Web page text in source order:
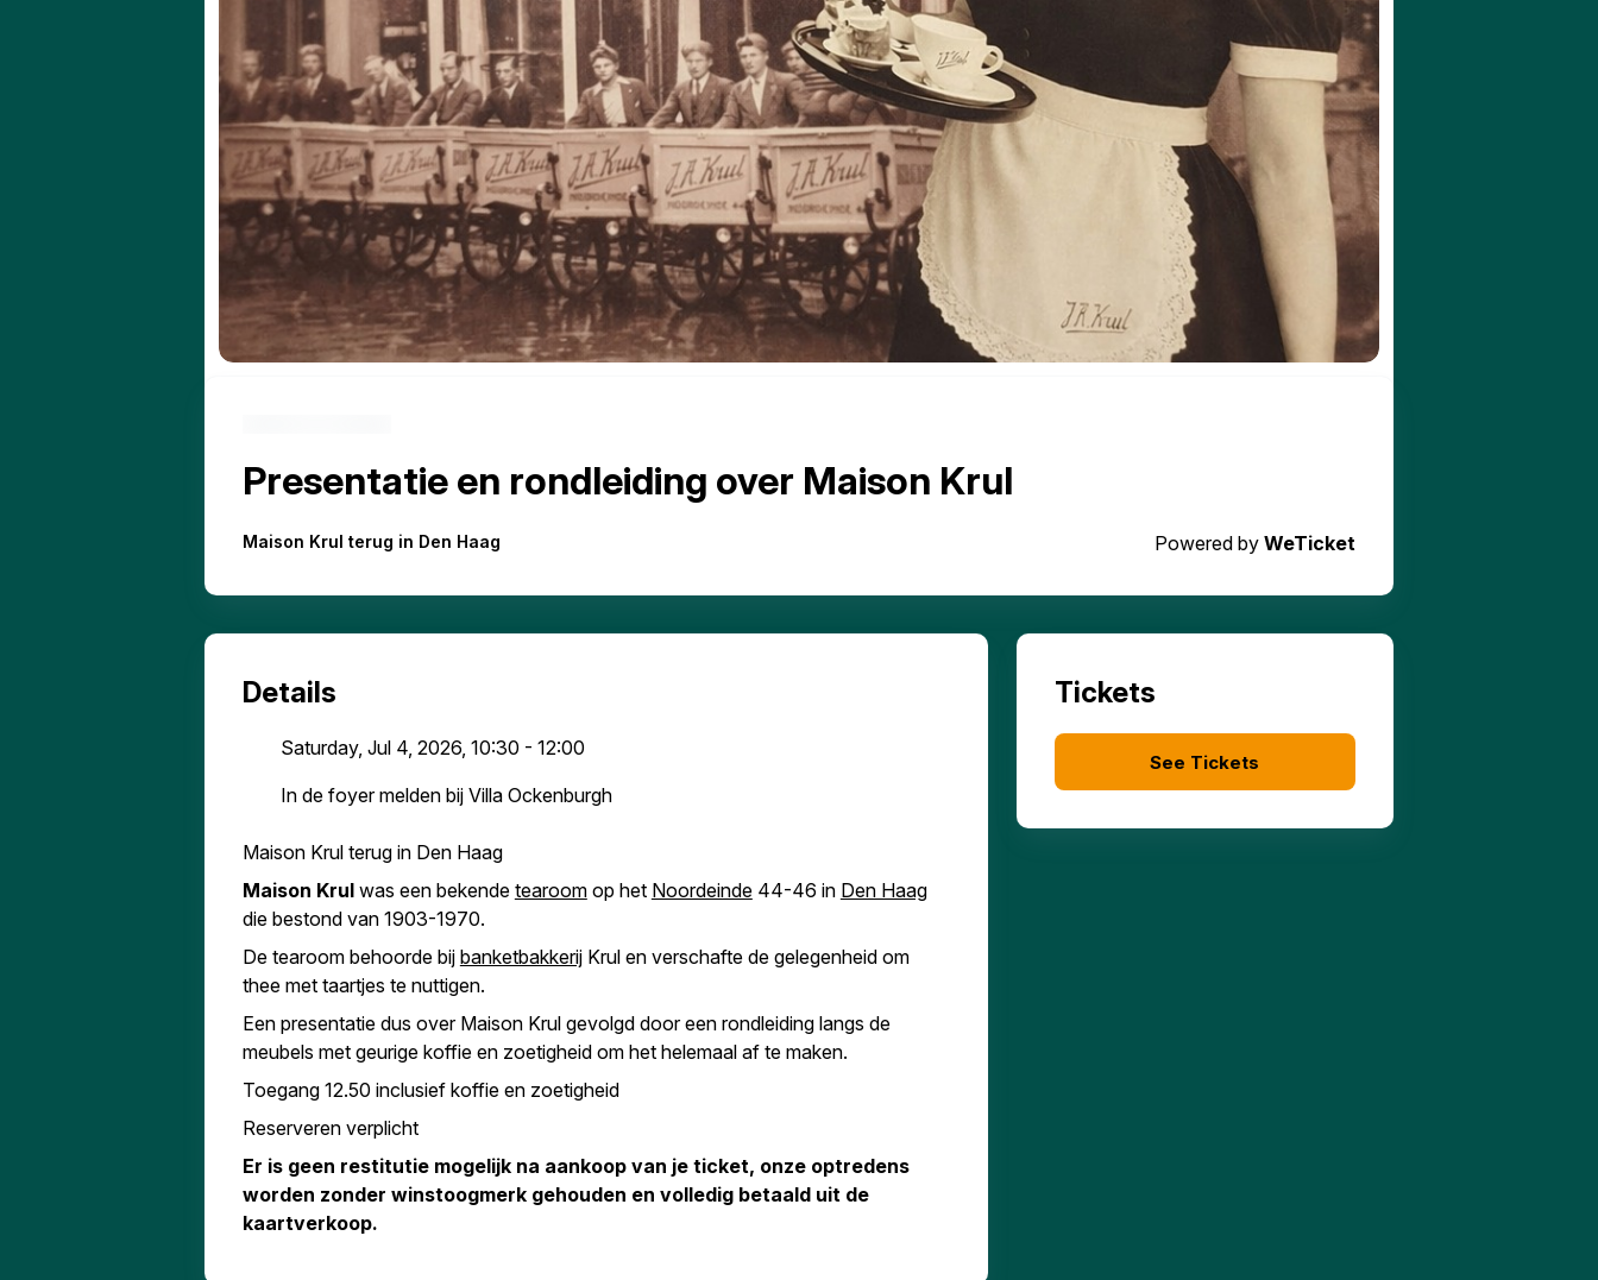
Presentatie en rondleiding over Maison Krul
Maison Krul terug in Den Haag Powered by WeTicket
Details
Saturday, Jul 4, 2026, 10:30 - 12:00
In de foyer melden bij Villa Ockenburgh
Maison Krul terug in Den Haag
Maison Krulwas een bekende tearoomop het Noordeinde44-46 in Den Haag
die bestond van 1903-1970.
De tearoom behoorde bij banketbakkerijKrul en verschafte de gelegenheid om
thee met taartjes te nuttigen.
Een presentatie dus over Maison Krul gevolgd door een rondleiding langs de
meubels met geurige koffie en zoetigheid om het helemaal af te maken.
Toegang 12.50 inclusief koffie en zoetigheid
Reserveren verplicht
Er is geen restitutie mogelijk na aankoop van je ticket, onze optredens
worden zonder winstoogmerk gehouden en volledig betaald uit de
kaartverkoop.
Tickets
See Tickets